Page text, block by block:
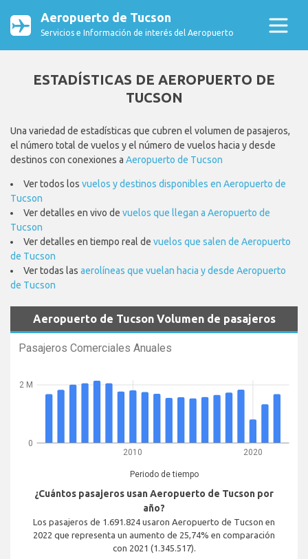
Aeropuerto de Tucson
Servicios e Información de interés del Aeropuerto
ESTADÍSTICAS DE AEROPUERTO DE
TUCSON
Una variedad de estadísticas que cubren el volumen de pasajeros,
el número total de vuelos y el número de vuelos hacia y desde
destinos con conexiones a Aeropuerto de Tucson
Ver todos los vuelos y destinos disponibles en Aeropuerto de
Tucson
Ver detalles en vivo de vuelos que llegan a Aeropuerto de
Tucson
Ver detalles en tiempo real de vuelos que salen de Aeropuerto
de Tucson
Ver todas las aerolíneas que vuelan hacia y desde Aeropuerto
de Tucson
Aeropuerto de Tucson Volumen de pasajeros
Pasajeros Comerciales Anuales
2010 2020
Periodo de tiempo
0
2 M
¿Cuántos pasajeros usan Aeropuerto de Tucson por
año?
Los pasajeros de 1.691.824 usaron Aeropuerto de Tucson en
2022 que representa un aumento de 25,74% en comparación
con 2021 (1.345.517).